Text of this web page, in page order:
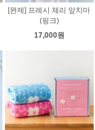
[완제] 프레시 체리 앞치마
(핑크)
17,000원